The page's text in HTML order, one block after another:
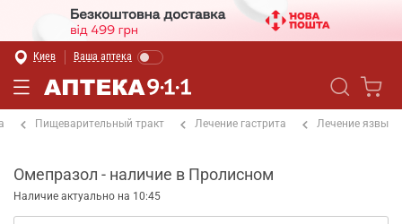
Киев Ваша аптека
Пищеварительный тракт Лечение гастрита Лечение язвы
Омепразол - наличие в Пролисном
Наличие актуально на 10:45